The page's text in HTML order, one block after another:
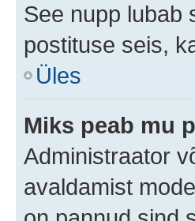
See nupp lubab
postituse seis,
Üles
Miks peab mu
Administraator
avaldamist